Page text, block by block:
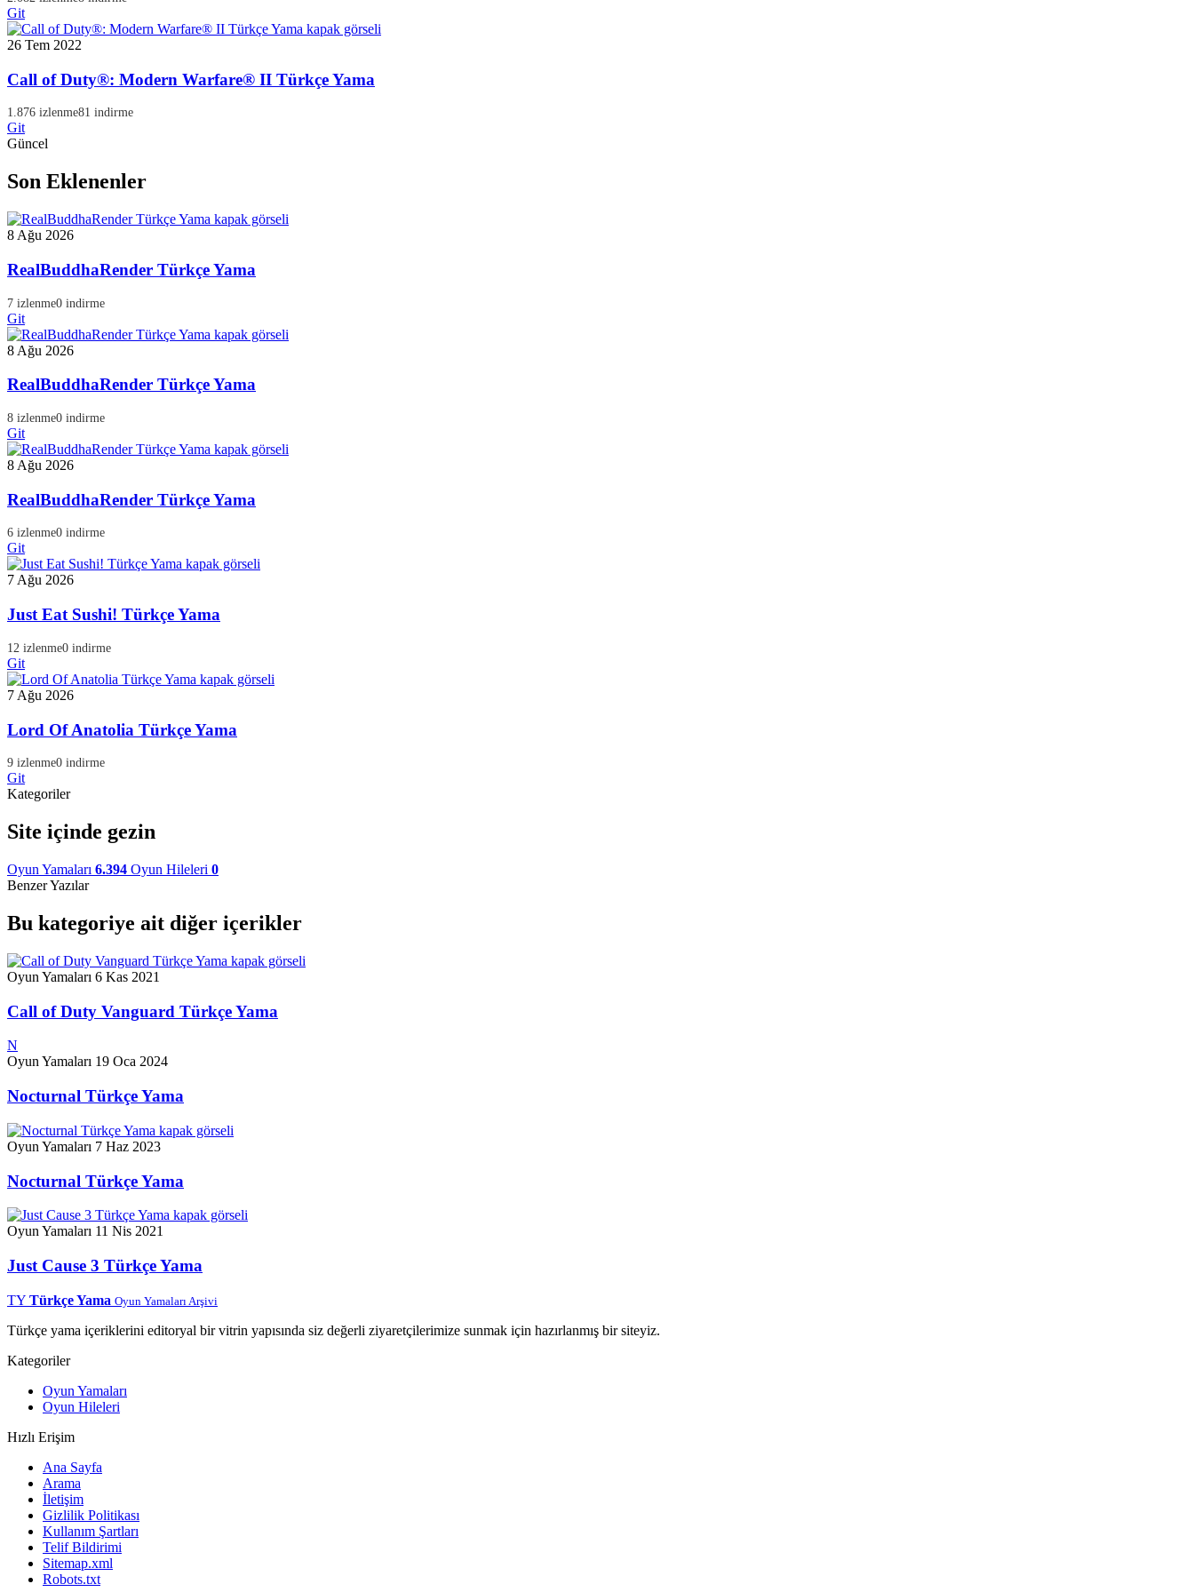
Git
26 Tem 2022
Call of Duty®: Modern Warfare® II Türkçe Yama
1.876 izlenme81 indirme
Git
Güncel
Son Eklenenler
8 Ağu 2026
RealBuddhaRender Türkçe Yama
7 izlenme0 indirme
Git
8 Ağu 2026
RealBuddhaRender Türkçe Yama
8 izlenme0 indirme
Git
8 Ağu 2026
RealBuddhaRender Türkçe Yama
6 izlenme0 indirme
Git
7 Ağu 2026
Just Eat Sushi! Türkçe Yama
12 izlenme0 indirme
Git
7 Ağu 2026
Lord Of Anatolia Türkçe Yama
9 izlenme0 indirme
Git
Kategoriler
Site içinde gezin
Oyun Yamaları 6.394 Oyun Hileleri 0
Benzer Yazılar
Bu kategoriye ait diğer içerikler
Oyun Yamaları 6 Kas 2021
Call of Duty Vanguard Türkçe Yama
N
Oyun Yamaları 19 Oca 2024
Nocturnal Türkçe Yama
Oyun Yamaları 7 Haz 2023
Nocturnal Türkçe Yama
Oyun Yamaları 11 Nis 2021
Just Cause 3 Türkçe Yama
TY Türkçe Yama Oyun Yamaları Arşivi
Türkçe yama içeriklerini editoryal bir vitrin yapısında siz değerli ziyaretçilerimize sunmak için hazırlanmış bir siteyiz.
Kategoriler
Oyun Yamaları
Oyun Hileleri
Hızlı Erişim
Ana Sayfa
Arama
İletişim
Gizlilik Politikası
Kullanım Şartları
Telif Bildirimi
Sitemap.xml
Robots.txt